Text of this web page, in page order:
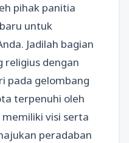
pihak panitia
untuk
Jadilah bagian
religius dengan
pada gelombang
terpenuhi oleh
visi serta
peradaban